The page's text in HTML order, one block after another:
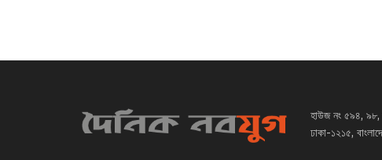
হাউজ নং ৫৯৪, ৯৮,
ঢাকা-১২১৫,